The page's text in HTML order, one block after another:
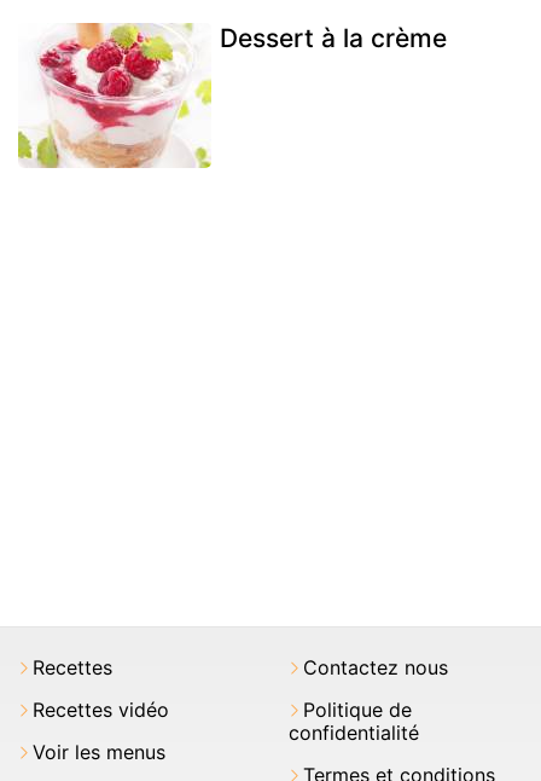
Dessert à la crème
Recettes
Recettes vidéo
Voir les menus
Contactez nous
Politique de
confidentialité
Termes et conditions